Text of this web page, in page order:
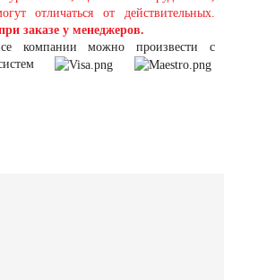
отличаться от действительных.
заказе у менеджеров.
компании можно произвести с